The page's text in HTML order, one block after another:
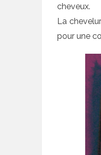
cheveux.
La
pour une